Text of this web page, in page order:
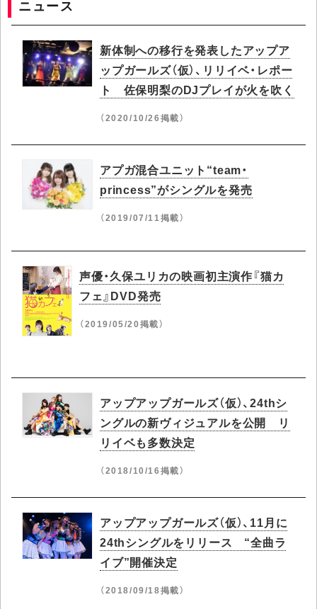
ニュース
新体制への移行を発表したアップア
ップガールズ（仮）、リリイベ・レポー
ト 佐保明梨のDJプレイが火を吹く
（2020/10/26掲載）
アプガ混合ユニット“team・
princess”がシングルを発売
（2019/07/11掲載）
声優・久保ユリカの映画初主演作『猫カ
フェ』DVD発売
（2019/05/20掲載）
アップアップガールズ（仮）、24thシ
ングルの新ヴィジュアルを公開 リ
リイベも多数決定
（2018/10/16掲載）
アップアップガールズ（仮）、11月に
24thシングルをリリース “全曲ラ
イブ”開催決定
（2018/09/18掲載）